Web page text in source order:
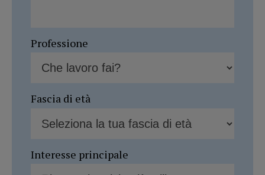
Professione
Fascia di età
Interesse principale